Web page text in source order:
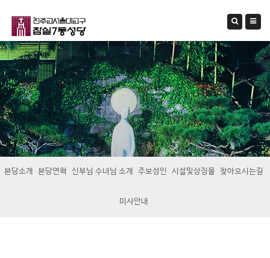
본당소개 본당연혁 신부님 수녀님 소개 주보성인 시설및상징물 찾아오시는길
미사안내